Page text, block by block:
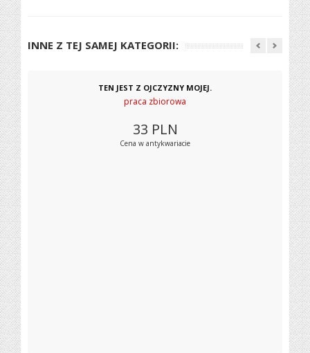
INNE Z TEJ SAMEJ KATEGORII:
TEN JEST Z OJCZYZNY MOJEJ.
praca zbiorowa
33 PLN
Cena w antykwariacie